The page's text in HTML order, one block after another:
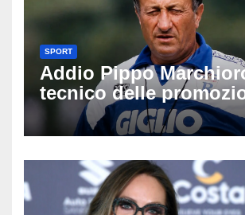
SPORT
Addio Pippo
tecnico delle
scritto pagine
del nostro calcio»